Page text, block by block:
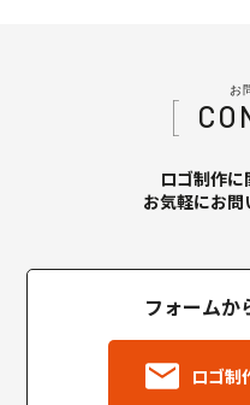
お
ロゴ制作
お気軽にお問
フォームか
ロゴ制